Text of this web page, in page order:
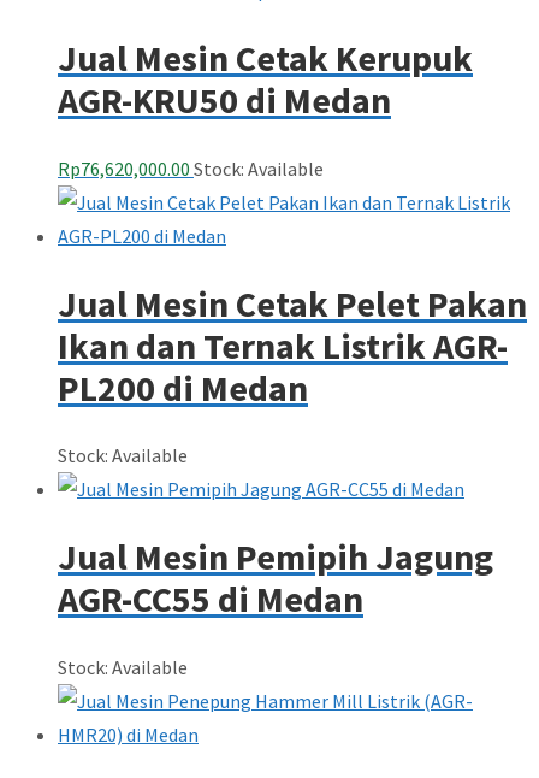
Jual Mesin Cetak Kerupuk
AGR-KRU50 di Medan
Rp76,620,000.00 Stock: Available
Jual Mesin Cetak Pelet Pakan
Ikan dan Ternak Listrik AGR-
PL200 di Medan
Stock: Available
Jual Mesin Pemipih Jagung
AGR-CC55 di Medan
Stock: Available